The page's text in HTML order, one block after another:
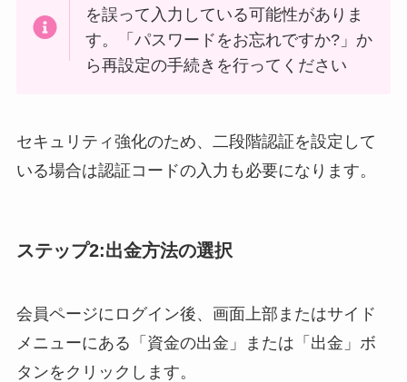
を誤って入力している可能性がありま
す。「パスワードをお忘れですか?」か
ら再設定の手続きを行ってください
セキュリティ強化のため、二段階認証を設定して
いる場合は認証コードの入力も必要になります。
ステップ2:出金方法の選択
会員ページにログイン後、画面上部またはサイド
メニューにある「資金の出金」または「出金」ボ
タンをクリックします。